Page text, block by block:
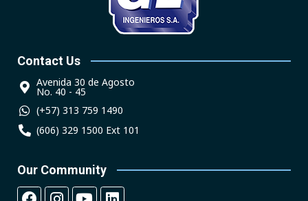
Contact Us
Avenida 30 de Agosto
No. 40 - 45
(+57) 313 759 1490
(606) 329 1500 Ext 101
Our Community